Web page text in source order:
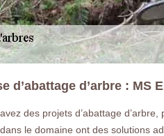
d’abattage d’arbre : MS
des projets d’abattage
le domaine ont des solutions